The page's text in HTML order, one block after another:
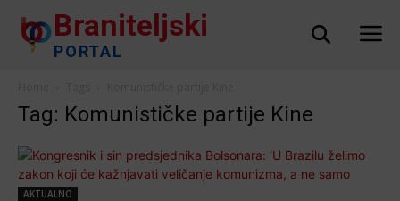
Braniteljski
PORTAL
Tag: Komunističke partije Kine
AKTUALNO